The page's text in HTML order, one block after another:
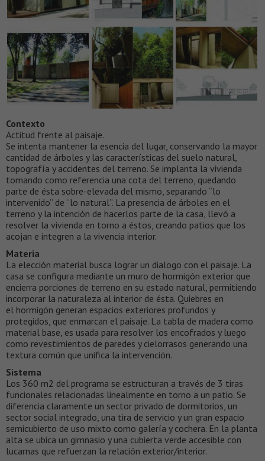
Contexto
Actitud frente al paisaje.
Se intenta mantener la esencia del lugar, conservando la mayor
cantidad de árboles y las características del suelo natural,
topografía y accidentes del terreno. Se implanta la vivienda
tomando como referencia una cota del terreno, quedando
parte de ésta sobre-elevada del mismo, separando “lo
intervenido” de “lo natural”. La presencia de árboles en el
terreno y la intención de hacerlos parte de la casa, llevó a
resolver la vivienda en torno a éstos, creando patios que los
acojan e integren a la vivencia interior.
Materia
La elección material busca lograr un dialogo con el paisaje. La
casa se configura mediante un muro de hormigón exterior que
encierra porciones de terreno en su estado natural, permitiendo
incorporar la naturaleza al interior de ésta. Quiebres en
el hormigón generan espacios exteriores profundos y
protegidos, que enmarcan el paisaje. La tabla de madera como
material base, es usada para resolver los encofrados y luego
como revestimientos de paredes y cielorrasos generando una
textura común que unifica la intervención.
Sistema
Los 360 m2 del programa se estructuran a través de 3 tiras
funcionales relacionadas linealmente en torno a un patio. Se
diferencia claramente un sector privado de dormitorios, un
sector social integrado, una tira de servicio y un gran espacio
semicubierto de uso mixto como galería y cochera. En la planta
alta se ubica un gimnasio y una cubierta verde accesible con
lucarnas que refuerzan la relación exterior/interior.